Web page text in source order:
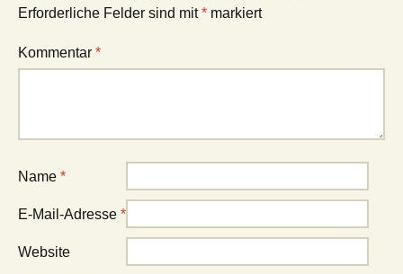
Erforderliche Felder sind mit* markiert
Kommentar *
Name *
E-Mail-Adresse *
Website